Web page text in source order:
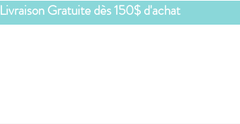
Livraison Gratuite dès 150$ d'achat